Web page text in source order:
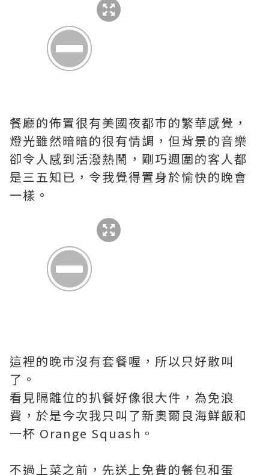
餐廳的佈置很有美國夜都巿的繁華感覺，
燈光雖然暗暗的很有情調，但背景的音樂
卻令人感到活潑熱鬧，剛巧週圍的客人都
是三五知已，令我覺得置身於愉快的晚會
一樣。
這裡的晚巿沒有套餐喔，所以只好散叫
了。
看見隔離位的扒餐好像很大件，為免浪
費，於是今次我只叫了新奧爾良海鮮飯和
一杯 Orange Squash。
不過上菜之前，先送上免費的餐包和蛋